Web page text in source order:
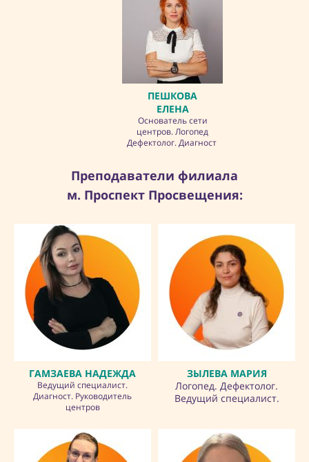
ПЕШКОВА
ЕЛЕНА
Основатель сети
центров. Логопед
Дефектолог. Диагност
Преподаватели филиала
м. Проспект Просвещения:
ГАМЗАЕВА НАДЕЖДА
Ведущий специалист.
Диагност. Руководитель
центров
ЗЫЛЕВА МАРИЯ
Логопед. Дефектолог.
Ведущий специалист.